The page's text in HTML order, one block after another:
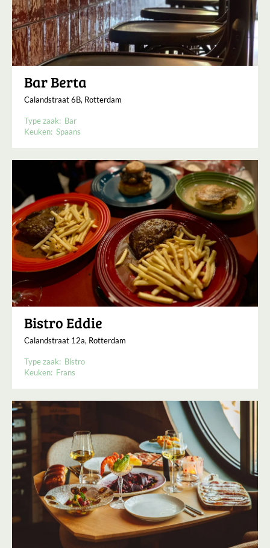
Bar Berta
Calandstraat 6B, Rotterdam
Type zaak: Bar
Keuken: Spaans
Bistro Eddie
Calandstraat 12a, Rotterdam
Type zaak: Bistro
Keuken: Frans